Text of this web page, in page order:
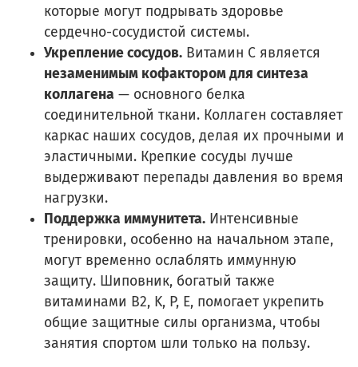
которые могут подрывать здоровье
сердечно-сосудистой системы.
Укрепление сосудов. Витамин С является
незаменимым кофактором для синтеза
коллагена — основного белка
соединительной ткани. Коллаген составляет
каркас наших сосудов, делая их прочными и
эластичными. Крепкие сосуды лучше
выдерживают перепады давления во время
нагрузки.
Поддержка иммунитета. Интенсивные
тренировки, особенно на начальном этапе,
могут временно ослаблять иммунную
защиту. Шиповник, богатый также
витаминами B2, K, P, E, помогает укрепить
общие защитные силы организма, чтобы
занятия спортом шли только на пользу.